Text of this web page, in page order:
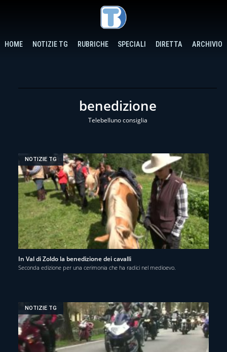
HOME NOTIZIE TG RUBRICHE SPECIALI DIRETTA ARCHIVIO
benedizione
Telebelluno consiglia
NOTIZIE TG
In Val di Zoldo la benedizione dei cavalli
Seconda edizione per una cerimonia che ha radici nel medioevo.
NOTIZIE TG